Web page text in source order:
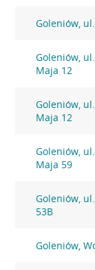
Goleniów,
Goleniów,
Maja 12
Goleniów,
Maja 12
Goleniów,
Maja 59
Goleniów,
53B
Goleniów,